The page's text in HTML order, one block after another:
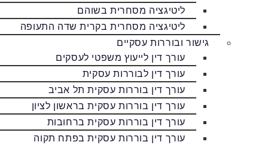
ליטיגציה מסחרית בשוהם
ליטיגציה מסחרית בקרית שדה התעופה
גישור ובוררות עסקיים
עורך דין לייעוץ משפטי לעסקים
עורך דין לבוררות עסקית
עורך דין בוררות עסקית תל אביב
עורך דין בוררות עסקית בראשון לציון
עורך דין בוררות עסקית ברחובות
עורך דין בוררות עסקית בפתח תקוה